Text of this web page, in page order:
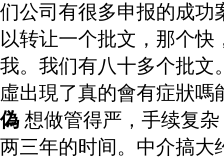
们公司有很多申报的成功
以转让一个批文，那个
我。我们有八十多个批文
虛出現了真的會有症狀
偽 想做管得严，手续复
两三年的时间。中介搞大